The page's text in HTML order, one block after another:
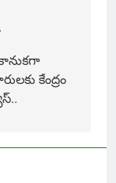
కేంద్రం